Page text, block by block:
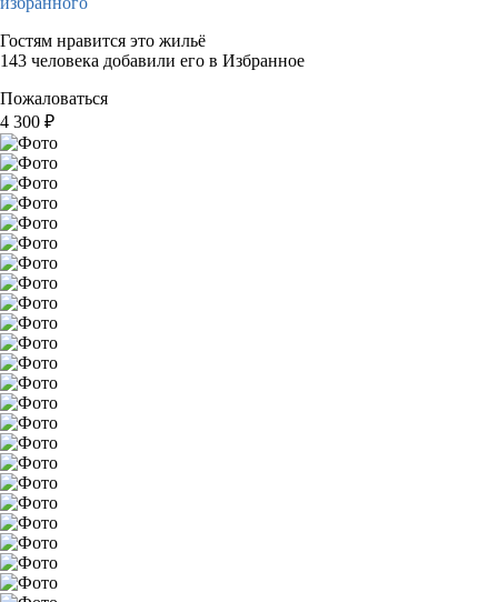
Гостям нравится это жильё
143 человека добавили его в Избранное
Пожаловаться
4 300 ₽